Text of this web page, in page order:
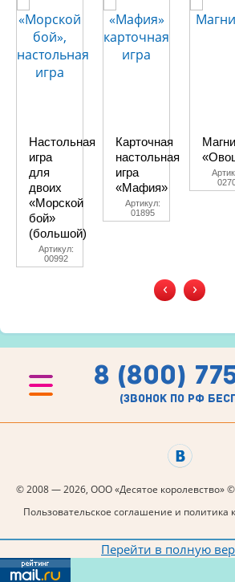
Настольная
игра
для
двоих
«Морской
бой»
(большой)
Артикул:
00992
Карточная
настольная
игра
«Мафия»
Артикул:
01895
‹ ›
8 (800)
(звонок по рф
© 2008 — 2026, ООО «Десятое королевство»
Пользовательское соглашение и
Перейти в полную